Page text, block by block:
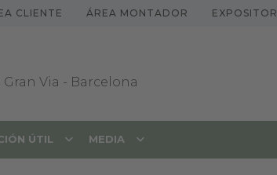
CLIENTE ÁREA MONTADOR
Via - Barcelona
ÚTIL MEDIA